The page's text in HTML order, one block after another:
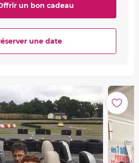
un bon cadeau
une date